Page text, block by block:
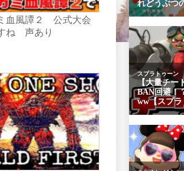
血風譚２ 公式大会
ね 声あり